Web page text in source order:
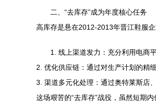
二、“去库存”成为年度核心任务
高库存是悬在2012-2013年晋江鞋服
1. 线上渠道发力：充分利用电商
2. 优化供应链：通过对生产计划的精
3. 渠道多元化处理：通过奥特莱斯店
这场艰苦的“去库存”战役，虽然短期